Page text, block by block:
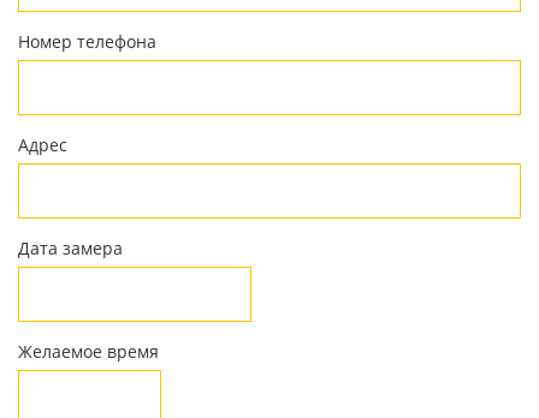
Номер телефона
Адрес
Дата замера
Желаемое время